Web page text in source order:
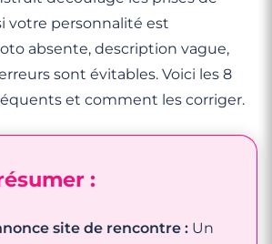
votre personnalité est
absente, description vague,
sont évitables. Voici les 8
et comment les corriger.
:
site de rencontre :Un